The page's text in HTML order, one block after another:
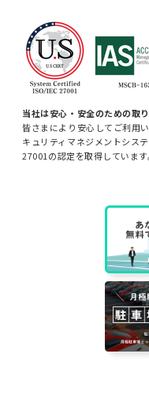
当社は安心・安全のための取
皆さまにより安心してご利用
キュリティマネジメントシス
27001の認定を取得しています